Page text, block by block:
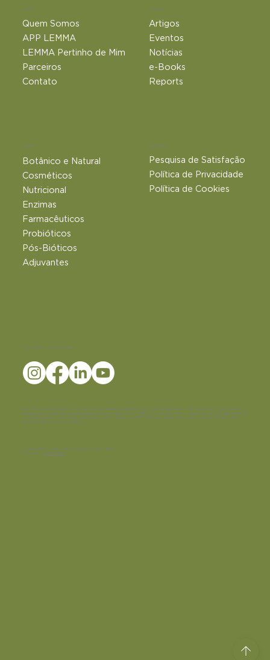
Quem Somos
APP LEMMA
LEMMA Pertinho de Mim
Parceiros
Contato
Conteúdos
Artigos
Eventos
Notícias
e-Books
Reports
Produtos
Botânico e Natural​
Cosméticos
Nutricional
Enzimas
Farmacêuticos
Probióticos
Pós-Bióticos
Adjuvantes
Outros Links
Pesquisa de Satisfação
Política de Privacidade
Política de Cookies
Siga a LEMMA nas Redes Sociais
Disclaimer:
Conteúdo dirigido exclusivamente às farmácias magistrais e profissionais habilitados da área da saúde. Possui caráter
informativo e não dispensa da avaliação criteriosa do profissional habilitado da área da saúde, mediante as necessidades individuais
e a prática clínica. A reprodução e divulgação deste material é restrita a profissionais da saúde e não deve ser veiculada em
quaisquer mídias escritas ou digitais.
© 2025 LEMMA SUPPLY - Todos os direitos reservados.
Produced by
Verity Digital